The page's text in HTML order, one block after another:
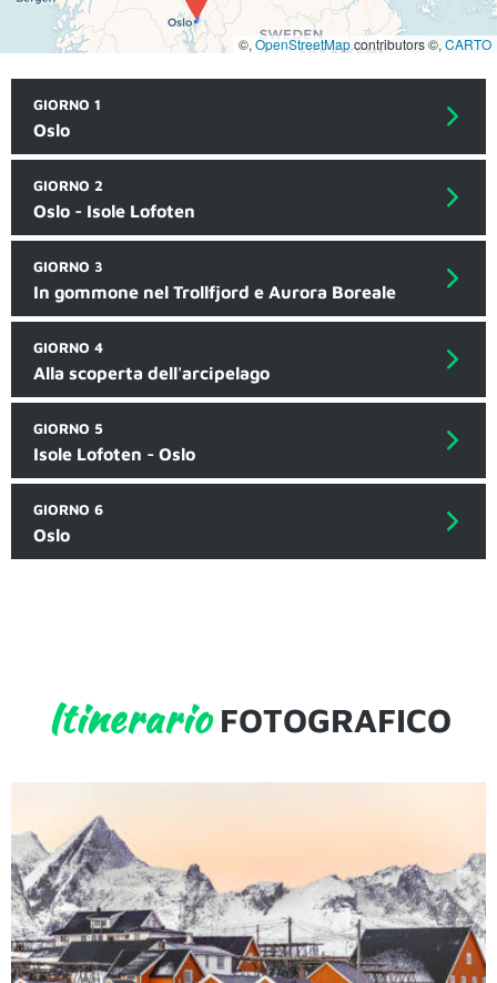
©, OpenStreetMapcontributors ©, CARTO
GIORNO 1
Oslo
GIORNO 2
Oslo - Isole Lofoten
GIORNO 3
In gommone nel Trollfjord e Aurora Boreale
GIORNO 4
Alla scoperta dell'arcipelago
GIORNO 5
Isole Lofoten - Oslo
GIORNO 6
Oslo
ItinerarioFOTOGRAFICO